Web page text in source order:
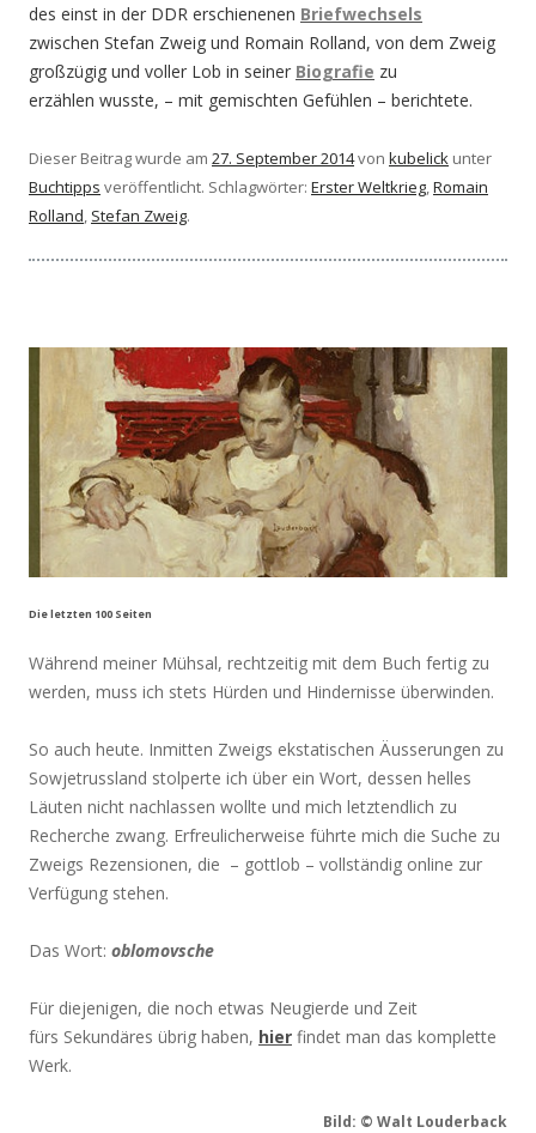
des einst in der DDR erschienenen Briefwechsels
zwischen Stefan Zweig und Romain Rolland, von dem Zweig
großzügig und voller Lob in seiner Biografie zu
erzählen wusste, – mit gemischten Gefühlen – berichtete.
Dieser Beitrag wurde am 27. September 2014von kubelick unter
Buchtipps veröffentlicht. Schlagwörter: Erster Weltkrieg,Romain
Rolland, Stefan Zweig.
Die letzten 100 Seiten
Während meiner Mühsal, rechtzeitig mit dem Buch fertig zu
werden, muss ich stets Hürden und Hindernisse überwinden.
So auch heute. Inmitten Zweigs ekstatischen Äusserungen zu
Sowjetrussland stolperte ich über ein Wort, dessen helles
Läuten nicht nachlassen wollte und mich letztendlich zu
Recherche zwang. Erfreulicherweise führte mich die Suche zu
Zweigs Rezensionen, die – gottlob – vollständig online zur
Verfügung stehen.
Das Wort: oblomovsche
Für diejenigen, die noch etwas Neugierde und Zeit
fürs Sekundäres übrig haben, hier findet man das komplette
Werk.
Bild: © Walt Louderback